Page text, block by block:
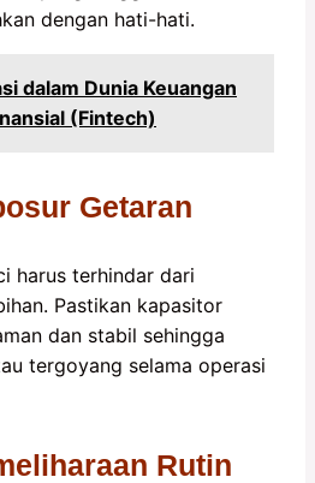
dengan hati-hati.
dalam Dunia Keuangan
(Fintech)
Getaran
harus terhindar dari
Pastikan kapasitor
dan stabil sehingga
tergoyang selama operasi
Rutin